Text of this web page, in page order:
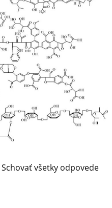
Schovať všetky odpovede